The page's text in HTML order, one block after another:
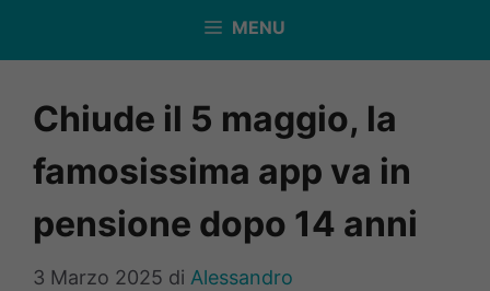
MENU
Chiude il 5 maggio, la
famosissima app va in
pensione dopo 14 anni
3 Marzo 2025 di Alessandro